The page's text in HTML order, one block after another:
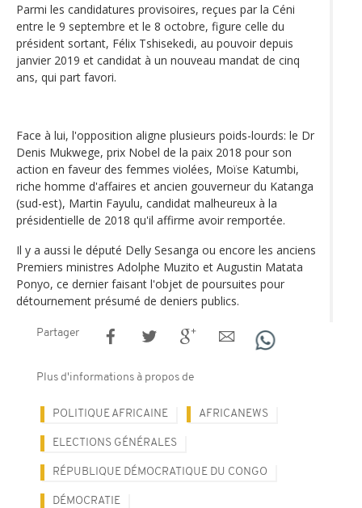
Parmi les candidatures provisoires, reçues par la Céni
entre le 9 septembre et le 8 octobre, figure celle du
président sortant, Félix Tshisekedi, au pouvoir depuis
janvier 2019 et candidat à un nouveau mandat de cinq
ans, qui part favori.
Face à lui, l'opposition aligne plusieurs poids-lourds: le Dr
Denis Mukwege, prix Nobel de la paix 2018 pour son
action en faveur des femmes violées, Moïse Katumbi,
riche homme d'affaires et ancien gouverneur du Katanga
(sud-est), Martin Fayulu, candidat malheureux à la
présidentielle de 2018 qu'il affirme avoir remportée.
Il y a aussi le député Delly Sesanga ou encore les anciens
Premiers ministres Adolphe Muzito et Augustin Matata
Ponyo, ce dernier faisant l'objet de poursuites pour
détournement présumé de deniers publics.
Partager
Plus d'informations à propos de
POLITIQUE AFRICAINE AFRICANEWS
ELECTIONS GÉNÉRALES
RÉPUBLIQUE DÉMOCRATIQUE DU CONGO
DÉMOCRATIE